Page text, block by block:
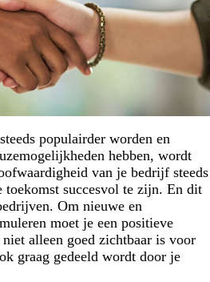
populairder worden en
hebben, wordt
van je bedrijf steeds
succesvol te zijn. En dit
Om nieuwe en
moet je een positieve
alleen goed zichtbaar is voor
graag gedeeld wordt door je